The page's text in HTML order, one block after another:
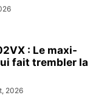
: Le maxi-
fait trembler la
2026